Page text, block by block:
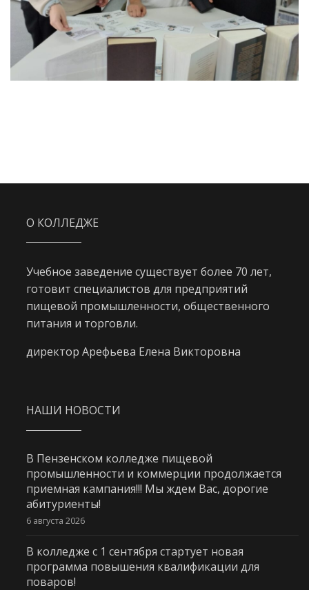
О КОЛЛЕДЖЕ
Учебное заведение существует более 70 лет,
готовит специалистов для предприятий
пищевой промышленности, общественного
питания и торговли.
директор Арефьева Елена Викторовна
НАШИ НОВОСТИ
В Пензенском колледже пищевой
промышленности и коммерции продолжается
приемная кампания!!! Мы ждем Вас, дорогие
абитуриенты!
6 августа 2026
В колледже с 1 сентября стартует новая
программа повышения квалификации для
поваров!